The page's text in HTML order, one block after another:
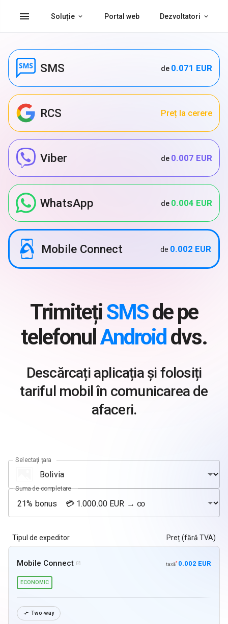
menu Soluție Portal web Dezvoltatori
SMS de 0.071 EUR
RCS Preț la cerere
Viber de 0.007 EUR
WhatsApp de 0.004 EUR
Mobile Connect de 0.002 EUR
TrimitețiSMSde pe
telefonulAndroid dvs.
Descărcați aplicația și folosiți
tariful mobil în comunicarea de
afaceri.
Selectați țara
Suma de completare
Tipul de expeditor Preț (fără TVA)
Mobile Connect  taxă* 0.002 EUR
ECONOMIC
 Two-way